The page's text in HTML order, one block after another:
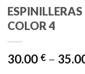
COLOR 4
30.00 € –